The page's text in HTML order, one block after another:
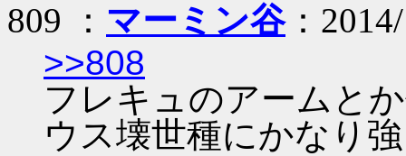
809 ： マーミン谷：
>>808
フレキュのアームと
ウス壊世種にかなり